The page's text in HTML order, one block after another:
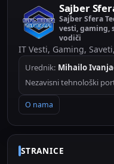
Sajber
Sajber Sfera
vesti, gaming,
vodiči
IT Vesti, Gaming,
Urednik: Mihailo
Nezavisni tehnološki
O nama
STRANICE